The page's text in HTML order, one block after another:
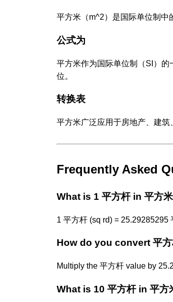
平方米（m^2）是国际单位制中
公式为
平方米作为国际单位制（SI）
位。
转换表
平方米广泛应用于房地产、建筑
Frequently Asked
What is 1 平方杆 in 平方
1 平方杆 (sq rd) = 25.29285295
How do you convert 平方
Multiply the 平方杆 value by
What is 10 平方杆 in 平方